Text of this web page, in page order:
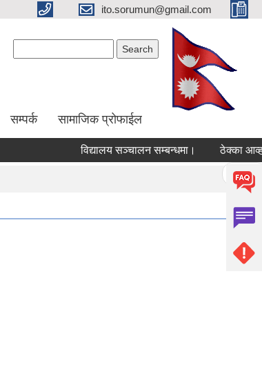
ito.sorumun@gmail.com
सम्पर्क सामाजिक प्रोफाईल
विद्यालय सञ्चालन सम्बन्धमा। ठेक्का
« first